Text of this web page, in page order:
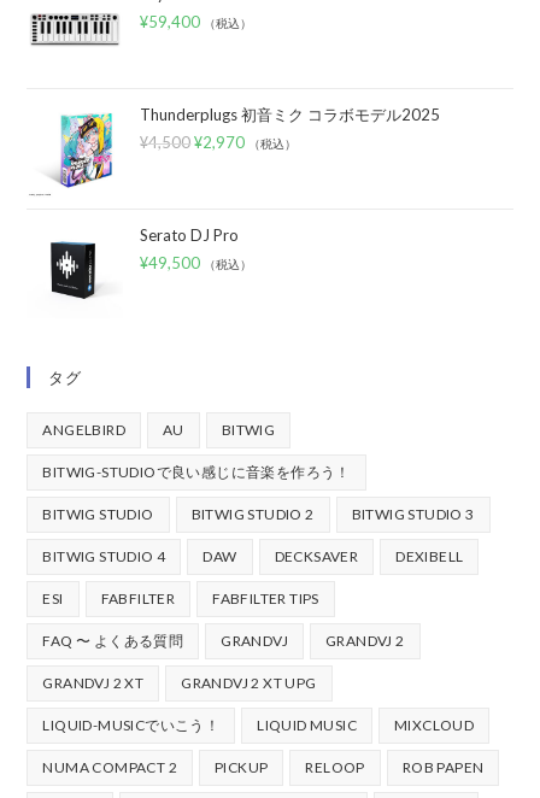
¥59,400 （税込）
Thunderplugs 初音ミク コラボモデル2025
¥4,500 ¥2,970 （税込）
Serato DJ Pro
¥49,500 （税込）
タグ
ANGELBIRD AU BITWIG
BITWIG-STUDIOで良い感じに音楽を作ろう！
BITWIG STUDIO BITWIG STUDIO 2 BITWIG STUDIO 3
BITWIG STUDIO 4 DAW DECKSAVER DEXIBELL
ESI FABFILTER FABFILTER TIPS
FAQ 〜 よくある質問 GRANDVJ GRANDVJ 2
GRANDVJ 2 XT GRANDVJ 2 XT UPG
LIQUID-MUSICでいこう！ LIQUID MUSIC MIXCLOUD
NUMA COMPACT 2 PICKUP RELOOP ROB PAPEN